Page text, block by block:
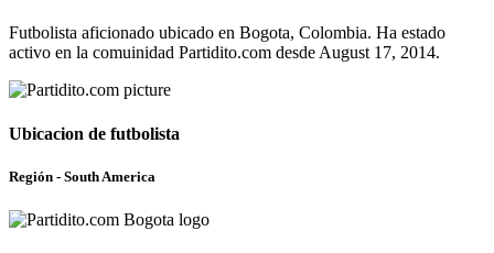
Futbolista aficionado ubicado en Bogota, Colombia. Ha estado
activo en la comuinidad Partidito.com desde August 17, 2014.
Ubicacion de futbolista
Región - South America